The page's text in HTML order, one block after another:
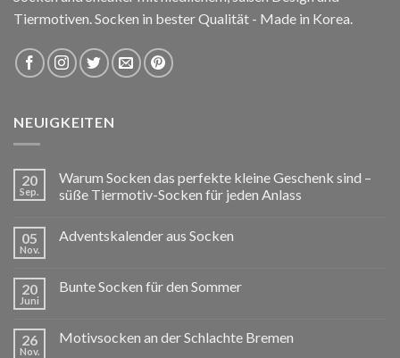
Tiermotiven. Socken in bester Qualität - Made in Korea.
NEUIGKEITEN
20
Sep.
Warum Socken das perfekte kleine Geschenk sind –
süße Tiermotiv-Socken für jeden Anlass
05
Nov.
Adventskalender aus Socken
20
Juni
Bunte Socken für den Sommer
26
Nov.
Motivsocken an der Schlachte Bremen